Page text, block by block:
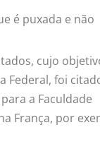
é puxada e não
cujo
Federal, foi
a Faculdade
França, por